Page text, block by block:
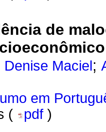
de
Maciel ;
em
(
pdf )